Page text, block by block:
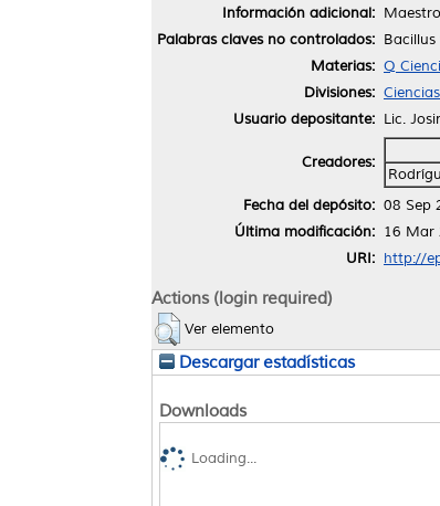
Información adicional:
Palabras claves no controlados:
Materias: Q
Divisiones:
Usuario depositante: Lic.
Creadores:
Fecha del depósito: 08 Sep
Última modificación: 16 Mar
URI: http://
Actions (login required)
Ver elemento
Descargar estadísticas
Downloads
Loading...